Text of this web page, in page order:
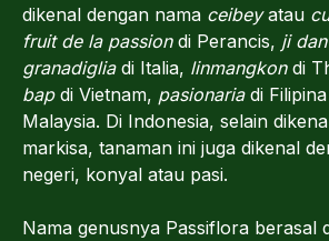
dikenal dengan nama ceibeyatau
fruit de la passiondi Perancis, ji
granadigliadi Italia, linmangkondi
bapdi Vietnam, pasionariadi
Malaysia. Di Indonesia, selain
markisa, tanaman ini juga dikenal
negeri, konyal atau pasi.
Nama genusnya Passiflora berasal